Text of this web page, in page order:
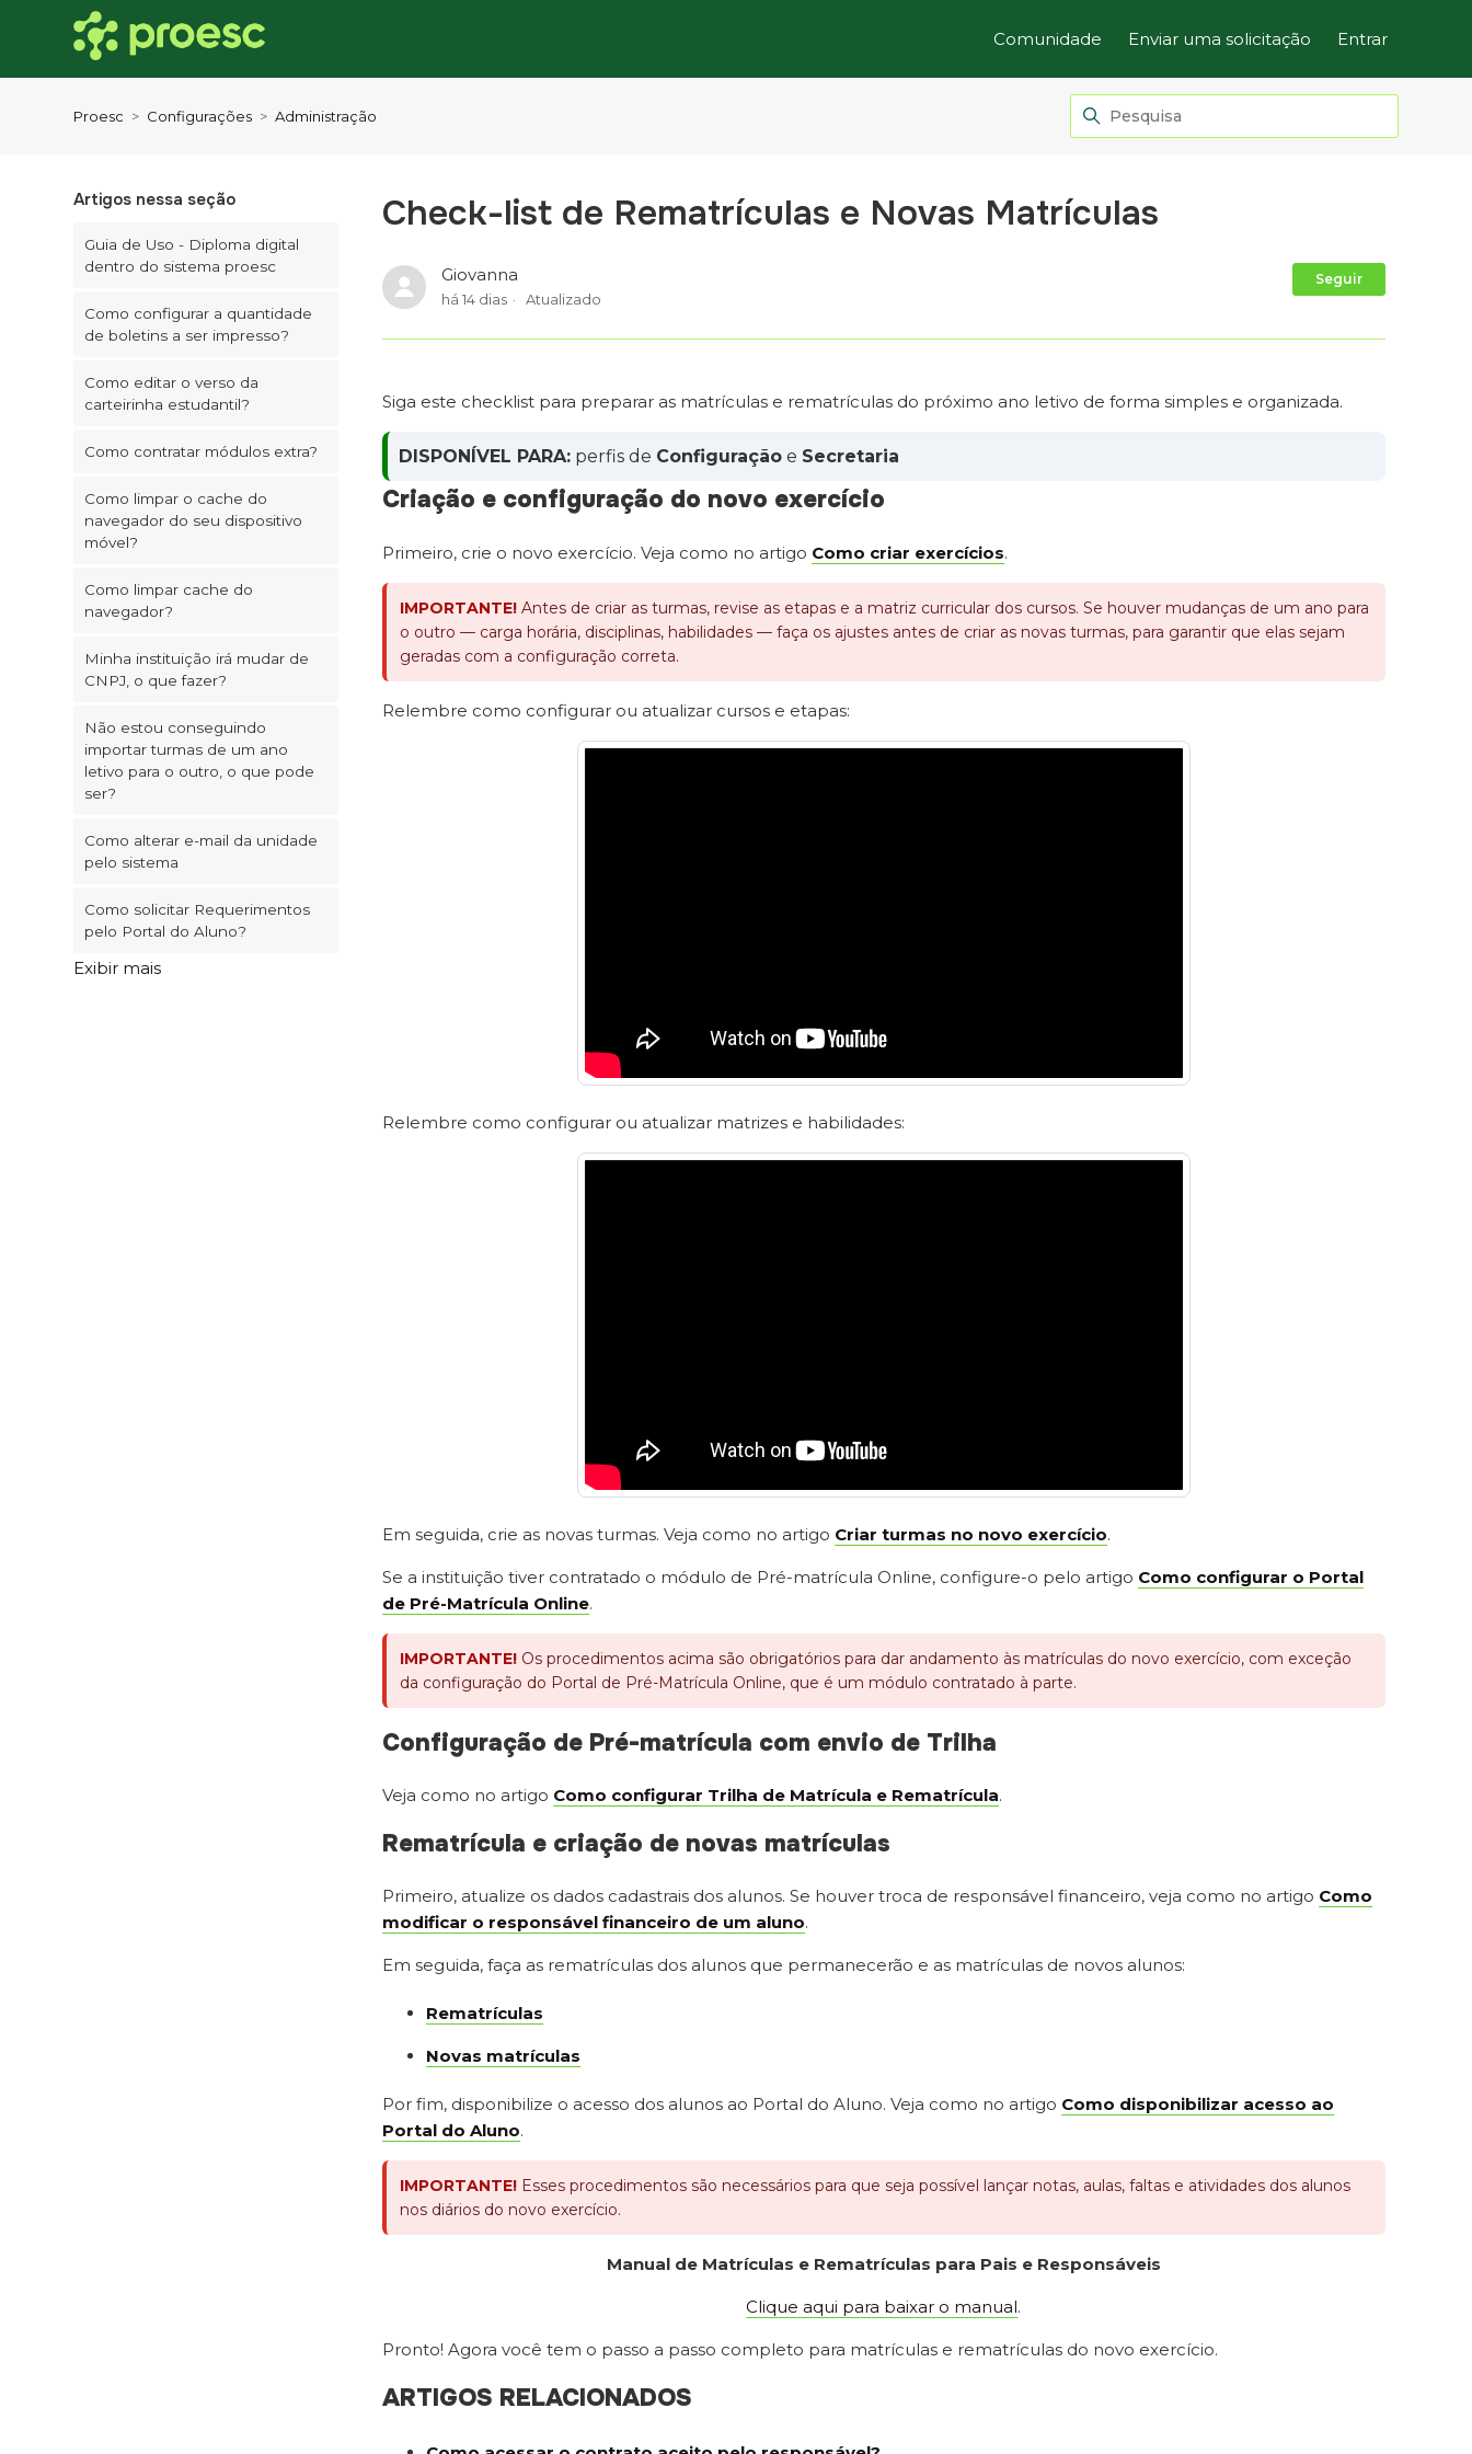
Comunidade Enviar uma solicitação Entrar
Proesc Configurações Administração
Artigos nessa seção
Guia de Uso - Diploma digital
dentro do sistema proesc
Como configurar a quantidade
de boletins a ser impresso?
Como editar o verso da
carteirinha estudantil?
Como contratar módulos extra?
Como limpar o cache do
navegador do seu dispositivo
móvel?
Como limpar cache do
navegador?
Minha instituição irá mudar de
CNPJ, o que fazer?
Não estou conseguindo
importar turmas de um ano
letivo para o outro, o que pode
ser?
Como alterar e-mail da unidade
pelo sistema
Como solicitar Requerimentos
pelo Portal do Aluno?
Exibir mais
Check-list de Rematrículas e Novas Matrículas
Giovanna
há 14 dias Atualizado
Seguir
Siga este checklist para preparar as matrículas e rematrículas do próximo ano letivo de forma simples e organizada.
DISPONÍVEL PARA: perfis de Configuração e Secretaria
Criação e configuração do novo exercício
Primeiro, crie o novo exercício. Veja como no artigo Como criar exercícios.
IMPORTANTE! Antes de criar as turmas, revise as etapas e a matriz curricular dos cursos. Se houver mudanças de um ano para
o outro — carga horária, disciplinas, habilidades — faça os ajustes antes de criar as novas turmas, para garantir que elas sejam
geradas com a configuração correta.
Relembre como configurar ou atualizar cursos e etapas:
Relembre como configurar ou atualizar matrizes e habilidades:
Em seguida, crie as novas turmas. Veja como no artigo Criar turmas no novo exercício.
Se a instituição tiver contratado o módulo de Pré-matrícula Online, configure-o pelo artigo Como configurar o Portal
de Pré-Matrícula Online.
IMPORTANTE! Os procedimentos acima são obrigatórios para dar andamento às matrículas do novo exercício, com exceção
da configuração do Portal de Pré-Matrícula Online, que é um módulo contratado à parte.
Configuração de Pré-matrícula com envio de Trilha
Veja como no artigo Como configurar Trilha de Matrícula e Rematrícula.
Rematrícula e criação de novas matrículas
Primeiro, atualize os dados cadastrais dos alunos. Se houver troca de responsável financeiro, veja como no artigo Como
modificar o responsável financeiro de um aluno.
Em seguida, faça as rematrículas dos alunos que permanecerão e as matrículas de novos alunos:
Rematrículas
Novas matrículas
Por fim, disponibilize o acesso dos alunos ao Portal do Aluno. Veja como no artigo Como disponibilizar acesso ao
Portal do Aluno.
IMPORTANTE! Esses procedimentos são necessários para que seja possível lançar notas, aulas, faltas e atividades dos alunos
nos diários do novo exercício.
Manual de Matrículas e Rematrículas para Pais e Responsáveis
Clique aqui para baixar o manual.
Pronto! Agora você tem o passo a passo completo para matrículas e rematrículas do novo exercício.
ARTIGOS RELACIONADOS